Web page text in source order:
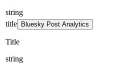
string
title
Bluesky Post Analytics
Title
string